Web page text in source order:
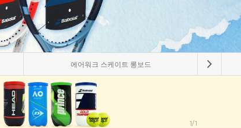
에어워크 스케이트 롱보드
1/1